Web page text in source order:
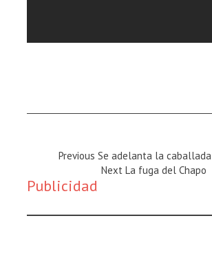
Previous
:
Previous Se adelanta la caballada
Next
Next La fuga del Chapo
Publicidad